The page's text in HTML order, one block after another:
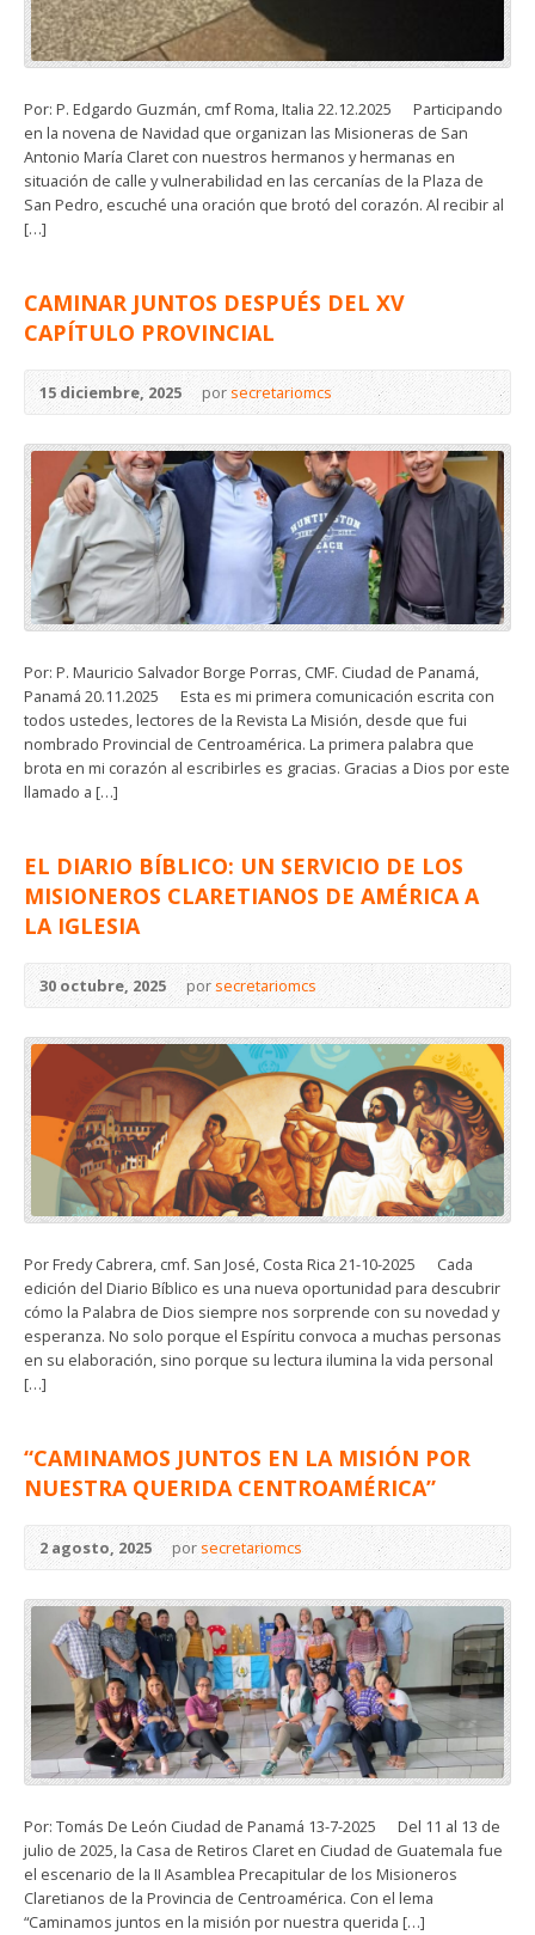
Por: P. Edgardo Guzmán, cmf Roma, Italia 22.12.2025 Participando
en la novena de Navidad que organizan las Misioneras de San
Antonio María Claret con nuestros hermanos y hermanas en
situación de calle y vulnerabilidad en las cercanías de la Plaza de
San Pedro, escuché una oración que brotó del corazón. Al recibir al
[…]
CAMINAR JUNTOS DESPUÉS DEL XV
CAPÍTULO PROVINCIAL
15 diciembre, 2025 por secretariomcs
Por: P. Mauricio Salvador Borge Porras, CMF. Ciudad de Panamá,
Panamá 20.11.2025 Esta es mi primera comunicación escrita con
todos ustedes, lectores de la Revista La Misión, desde que fui
nombrado Provincial de Centroamérica. La primera palabra que
brota en mi corazón al escribirles es gracias. Gracias a Dios por este
llamado a […]
EL DIARIO BÍBLICO: UN SERVICIO DE LOS
MISIONEROS CLARETIANOS DE AMÉRICA A
LA IGLESIA
30 octubre, 2025 porsecretariomcs
Por Fredy Cabrera, cmf. San José, Costa Rica 21-10-2025 Cada
edición del Diario Bíblico es una nueva oportunidad para descubrir
cómo la Palabra de Dios siempre nos sorprende con su novedad y
esperanza. No solo porque el Espíritu convoca a muchas personas
en su elaboración, sino porque su lectura ilumina la vida personal
[…]
“CAMINAMOS JUNTOS EN LA MISIÓN POR
NUESTRA QUERIDA CENTROAMÉRICA”
2 agosto, 2025 por secretariomcs
Por: Tomás De León Ciudad de Panamá 13-7-2025 Del 11 al 13 de
julio de 2025, la Casa de Retiros Claret en Ciudad de Guatemala fue
el escenario de la II Asamblea Precapitular de los Misioneros
Claretianos de la Provincia de Centroamérica. Con el lema
“Caminamos juntos en la misión por nuestra querida […]